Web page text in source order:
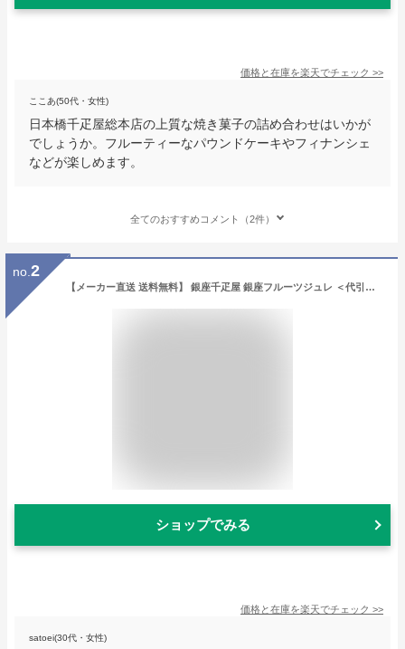
価格と在庫を楽天でチェック >>
ここあ(50代・女性)
日本橋千疋屋総本店の上質な焼き菓子の詰め合わせはいかが
でしょうか。フルーティーなパウンドケーキやフィナンシェ
などが楽しめます。
全てのおすすめコメント（2件）
no. 2
【メーカー直送 送料無料】 銀座千疋屋 銀座フルーツジュレ ＜代引・後払い不可品＞ 内祝い お祝い ギフト お菓子 菓子折り 出産内祝い 結婚内祝い 入学内祝い 成人内祝い 香典返し お返し 敬老の日 残暑見舞い
ショップでみる
価格と在庫を楽天でチェック >>
satoei(30代・女性)